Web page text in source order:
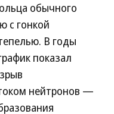
обычного
с гонкой
В годы
показал
нейтронов —